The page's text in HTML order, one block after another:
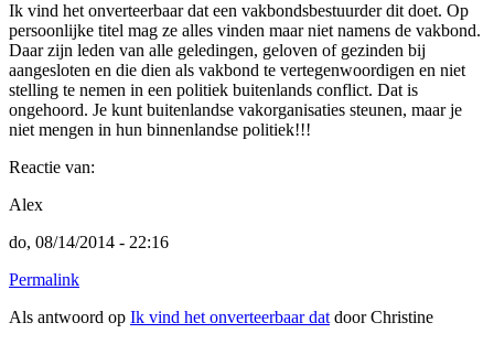
Ik vind het onverteerbaar dat een vakbondsbestuurder dit doet. Op
persoonlijke titel mag ze alles vinden maar niet namens de vakbond.
Daar zijn leden van alle geledingen, geloven of gezinden bij
aangesloten en die dien als vakbond te vertegenwoordigen en niet
stelling te nemen in een politiek buitenlands conflict. Dat is
ongehoord. Je kunt buitenlandse vakorganisaties steunen, maar je
niet mengen in hun binnenlandse politiek!!!
Reactie van:
Alex
do, 08/14/2014 - 22:16
Permalink
Als antwoord op Ik vind het onverteerbaar datdoorChristine